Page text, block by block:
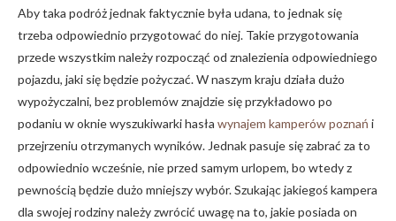
Aby taka podróż jednak faktycznie była udana, to jednak się
trzeba odpowiednio przygotować do niej. Takie przygotowania
przede wszystkim należy rozpocząć od znalezienia odpowiedniego
pojazdu, jaki się będzie pożyczać. W naszym kraju działa dużo
wypożyczalni, bez problemów znajdzie się przykładowo po
podaniu w oknie wyszukiwarki hasła wynajem kamperów poznań i
przejrzeniu otrzymanych wyników. Jednak pasuje się zabrać za to
odpowiednio wcześnie, nie przed samym urlopem, bo wtedy z
pewnością będzie dużo mniejszy wybór. Szukając jakiegoś kampera
dla swojej rodziny należy zwrócić uwagę na to, jakie posiada on